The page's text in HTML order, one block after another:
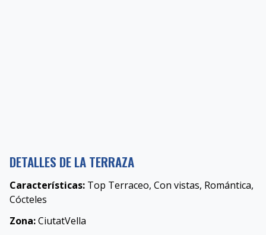
DETALLES DE LA TERRAZA
Características: Top Terraceo, Con vistas, Romántica,
Cócteles
Zona:CiutatVella